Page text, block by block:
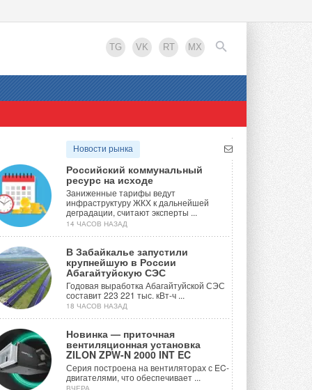
TG VK RT MX
EN
Новости рынка
Российский коммунальный
ресурс на исходе
Заниженные тарифы ведут
инфраструктуру ЖКХ к дальнейшей
деградации, считают эксперты ...
14 ЧАСОВ НАЗАД
В Забайкалье запустили
крупнейшую в России
Абагайтуйскую СЭС
Годовая выработка Абагайтуйской СЭС
составит 223 221 тыс. кВт-ч ...
18 ЧАСОВ НАЗАД
Новинка — приточная
вентиляционная установка
ZILON ZPW-N 2000 INT EC
Серия построена на вентиляторах с EC-
двигателями, что обеспечивает ...